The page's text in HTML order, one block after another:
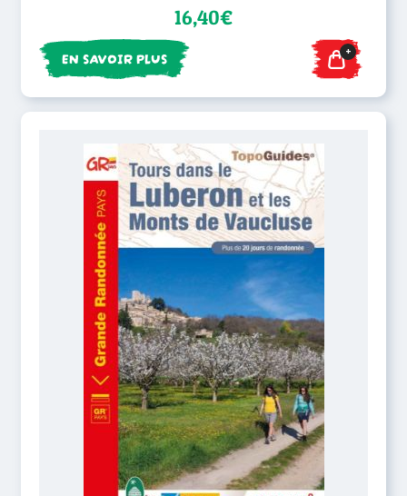
16,40€
EN SAVOIR PLUS +